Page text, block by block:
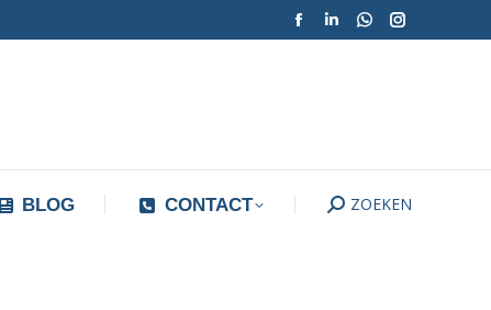
Facebook
nieuw
tabblad
Linkedin
nieuw
tabblad
Whatsapp
nieuw
tabblad
Instagram
nieuw
tabblad
BLOG CONTACT Search:
ZOEKEN
BLOG CONTACT Search:ZOEKEN